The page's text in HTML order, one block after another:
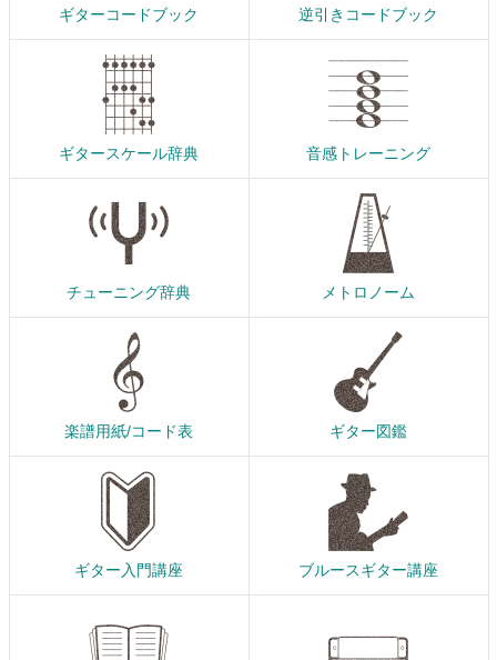
ギターコードブック 逆引きコードブック
ギタースケール辞典 音感トレーニング
チューニング辞典 メトロノーム
楽譜用紙/コード表 ギター図鑑
ギター入門講座 ブルースギター講座